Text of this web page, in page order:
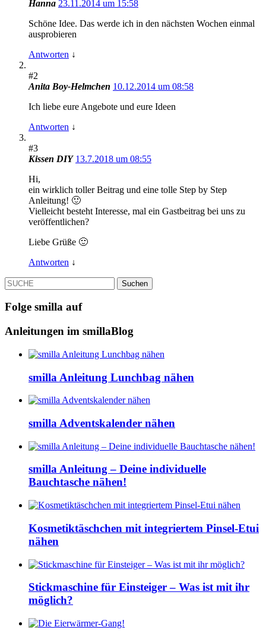
Hanna 23.11.2014 um 15:58
Schöne Idee. Das werde ich in den nächsten Wochen einmal
ausprobieren
Antworten ↓
#2
Anita Boy-Helmchen 10.12.2014 um 08:58
Ich liebe eure Angebote und eure Ideen
Antworten ↓
#3
Kissen DIY 13.7.2018 um 08:55
Hi,
ein wirklich toller Beitrag und eine tolle Step by Step
Anleitung! 🙂
Vielleicht besteht Interesse, mal ein Gastbeitrag bei uns zu
veröffentlichen?
Liebe Grüße 🙂
Antworten ↓
SUCHE
Folge smilla auf
Anleitungen im smillaBlog
smilla Anleitung Lunchbag nähen
smilla Adventskalender nähen
smilla Anleitung – Deine individuelle
Bauchtasche nähen!
Kosmetiktäschchen mit integriertem Pinsel-Etui
nähen
Stickmaschine für Einsteiger – Was ist mit ihr
möglich?